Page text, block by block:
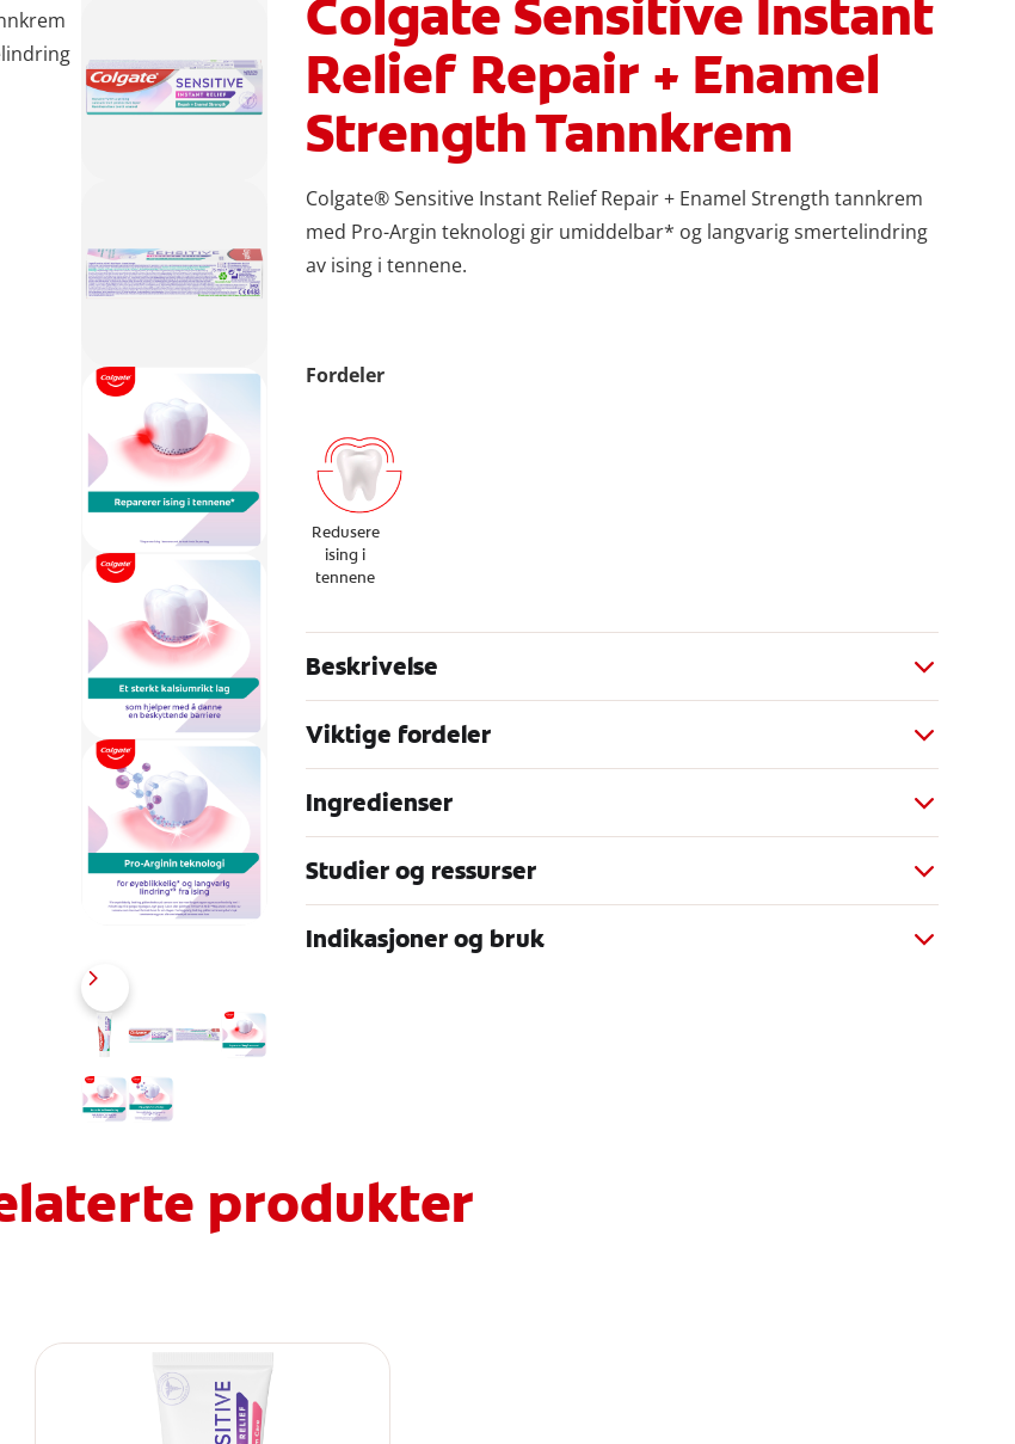
Colgate Sensitive Instant
Relief Repair + Enamel
Strength Tannkrem
Colgate® Sensitive Instant Relief Repair + Enamel Strength tannkrem
med Pro-Argin teknologi gir umiddelbar* og langvarig smertelindring
av ising i tennene.
Fordeler
Redusere
ising i
tennene
Beskrivelse
Viktige fordeler
Ingredienser
Studier og ressurser
Indikasjoner og bruk
produkter